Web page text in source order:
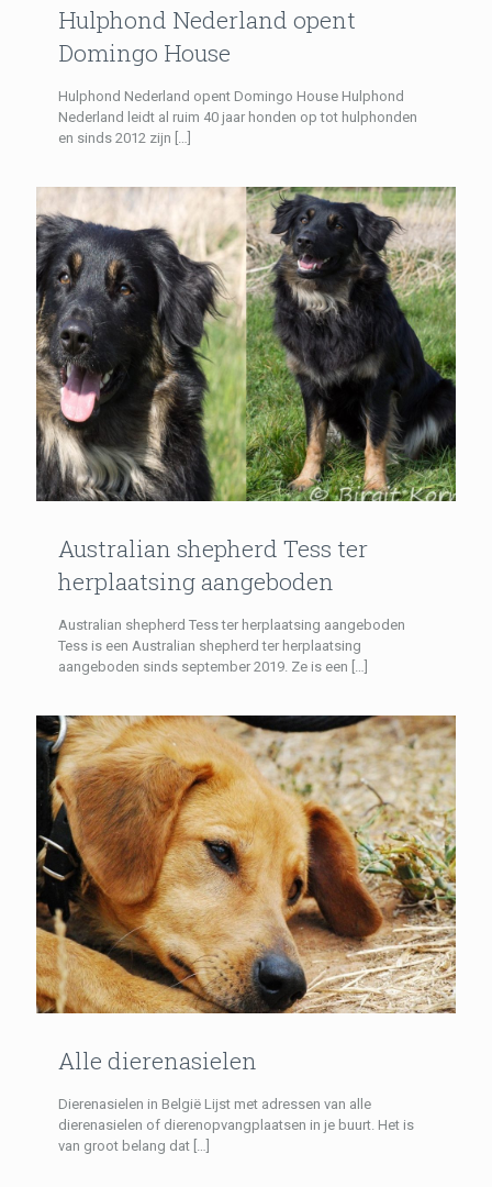
Hulphond Nederland opent
Domingo House
Hulphond Nederland opent Domingo House Hulphond
Nederland leidt al ruim 40 jaar honden op tot hulphonden
en sinds 2012 zijn […]
Australian shepherd Tess ter
herplaatsing aangeboden
Australian shepherd Tess ter herplaatsing aangeboden
Tess is een Australian shepherd ter herplaatsing
aangeboden sinds september 2019. Ze is een […]
Alle dierenasielen
Dierenasielen in België Lijst met adressen van alle
dierenasielen of dierenopvangplaatsen in je buurt. Het is
van groot belang dat […]